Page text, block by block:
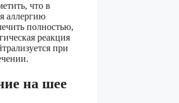
что в
аллергию
полностью,
реакция
при
на шее